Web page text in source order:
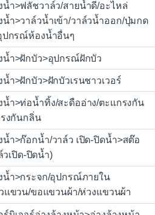
ำ>ฟลัชวาล์ว/สายน้ำดี/อะไหล่
ำ>วาล์วน้ำเข้า/วาล์วน้ำออก/ปุ่มกด
ปกรณ์ห้องน้ำอื่นๆ
ำ>ฝักบัว>อุปกรณ์ฝักบัว
ำ>ฝักบัว>ฝักบัวเรนชาวเวอร์
ำ>ท่อน้ำทิ้ง/สะดืออ่าง/ตะแกรงกัน
งกันกลิ่น
ำ>ก๊อกน้ำ/วาล์ว เปิด-ปิดน้ำ>สต๊อ
วเปิด-ปิดน้ำ)
ำ>กระจก/อุปกรณ์ภายใน
แขวน/ขอแขวนผ้า/ห่วงแขวนผ้า